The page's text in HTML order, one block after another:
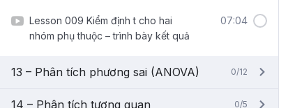
Lesson 009 Kiểm định t cho hai
nhóm phụ thuộc – trình bày kết quả
07:04
13 – Phân tích phương sai (ANOVA) 0/12
14 – Phân tích tương quan 0/5